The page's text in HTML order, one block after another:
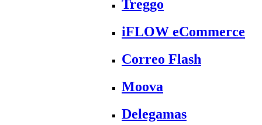
Treggo
iFLOW eCommerce
Correo Flash
Moova
Delegamas